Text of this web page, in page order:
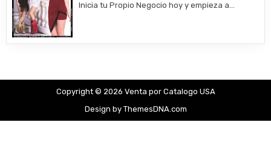
Inicia tu Propio Negocio hoy y empieza a…
Copyright © 2026 Venta por Catalogo USA
Design by ThemesDNA.com